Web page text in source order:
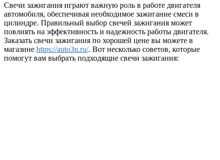
Свечи зажигания играют важную роль в работе двигателя
автомобиля, обеспечивая необходимое зажигание смеси в
цилиндре. Правильный выбор свечей зажигания может
повлиять на эффективность и надежность работы двигателя.
Заказать свечи зажигания по хорошей цене вы можете в
магазине https://auto3n.ru/. Вот несколько советов, которые
помогут вам выбрать подходящие свечи зажигания: